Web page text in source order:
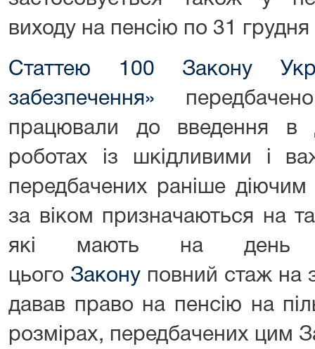
виходу на пенсію по 31
Статтею 100 Закону
забезпечення»
працювали до введення
роботах із шкідливими і
передбачених раніше діючим
за віком призначаються на
які мають на день
цього Закону повний стаж на
давав право на пенсію на
розмірах, передбачених цим